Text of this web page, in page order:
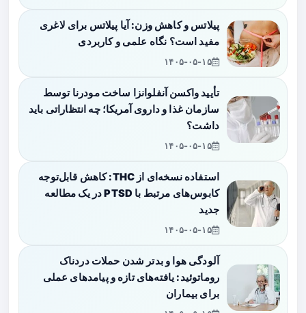
پیلاتس و کاهش وزن: آیا پیلاتس برای لاغری
مفید است؟ نگاه علمی و کاربردی
۱۴۰۵-۰۵-۱۵
تأیید واکسن آنفلوانزا ساخت مودرنا توسط
سازمان غذا و داروی آمریکا؛ چه انتظاراتی باید
داشت؟
۱۴۰۵-۰۵-۱۵
استفاده نسخه‌ای از THC: کاهش قابل‌توجه
کابوس‌های مرتبط با PTSD در یک مطالعه
جدید
۱۴۰۵-۰۵-۱۵
آلودگی هوا و بدتر شدن حملات دردناک
روماتوئید: یافته‌های تازه و پیامدهای عملی
برای بیماران